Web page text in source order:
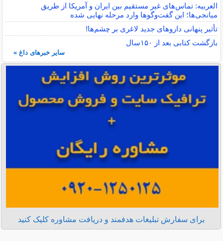
العربیه: تماس‌های غیر مستقیم بین ایران و آمریکا از طریق
میانجی‌ها؛ این گفت‌و‌گو‌ها وارد مرحله نهایی شده
تأثیر پنهانی داروهای جدید لاغری بر چشم‌ها!
بازگشت کتابی بعد از ۱۵۰سال
سایر خبرهای داغ »
برای سفارش تبلیغات هدفمند و دریافت مشاوره کلیک کنید